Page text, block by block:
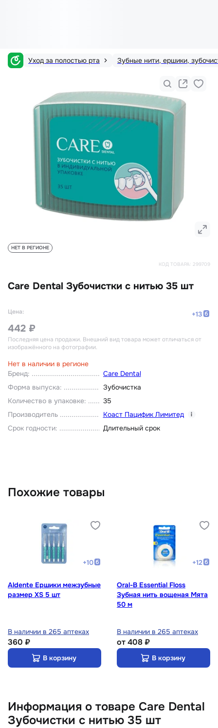
Уход за полостью рта Зубные нити, ершики,
КОД ТОВАРА: 299709
Care Dental Зубочистки с нитью 35 шт
НЕТ В РЕГИОНЕ
Бренд:
Care Dental
Форма выпуска:
Зубочистка
Количество в упаковке:
35
Производитель
Коаст Пацифик Лимитед i
Срок годности: Длительный срок
Цена: +13
442 ₽
Последняя цена продажи. Внешний вид товара может отличаться от
изображённого на фотографии.
Нет в наличии в регионе
Похожие товары
+10
Aldente Ершики межзубные
размер XS 5 шт
В наличии в 265 аптеках
360 ₽
В корзину
+12
Oral-B Essential Floss
Зубная нить вощеная Мята
50 м
В наличии в 265 аптеках
от408 ₽
В корзину
Информация о товаре Care Dental
Зубочистки с нитью 35 шт